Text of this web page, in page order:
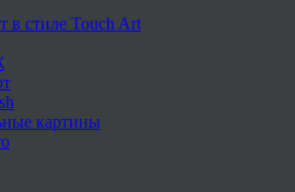
в стиле Touch Art
картины